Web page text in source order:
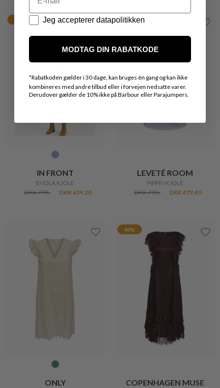
IN FRONT
ENOLA KJOLE
DKK 799,-
DKK 639,20
40%
LEVETÉ ROOM
PIPPIN KJOLE
DKK 799,-
DKK 479,40
ONLY
40%
COPENHAGEN MUSE
Datapolitik
Jeg accepterer datapolitikken
MODTAG DIN RABATKODE
*Rabatkoden gælder i 30 dage, kan bruges én gang og kan ikke
kombineres med andre tilbud eller i forvejen nedsatte varer.
Derudover gælder de 10% ikke på Barbour eller Parajumpers.